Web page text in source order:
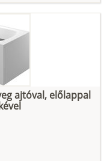
ajtóval, előlappal